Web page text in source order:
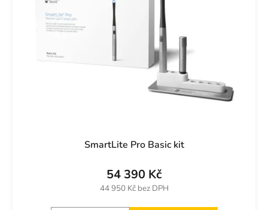
SmartLite Pro Basic kit
44 950 Kč bez DPH
54 390 Kč